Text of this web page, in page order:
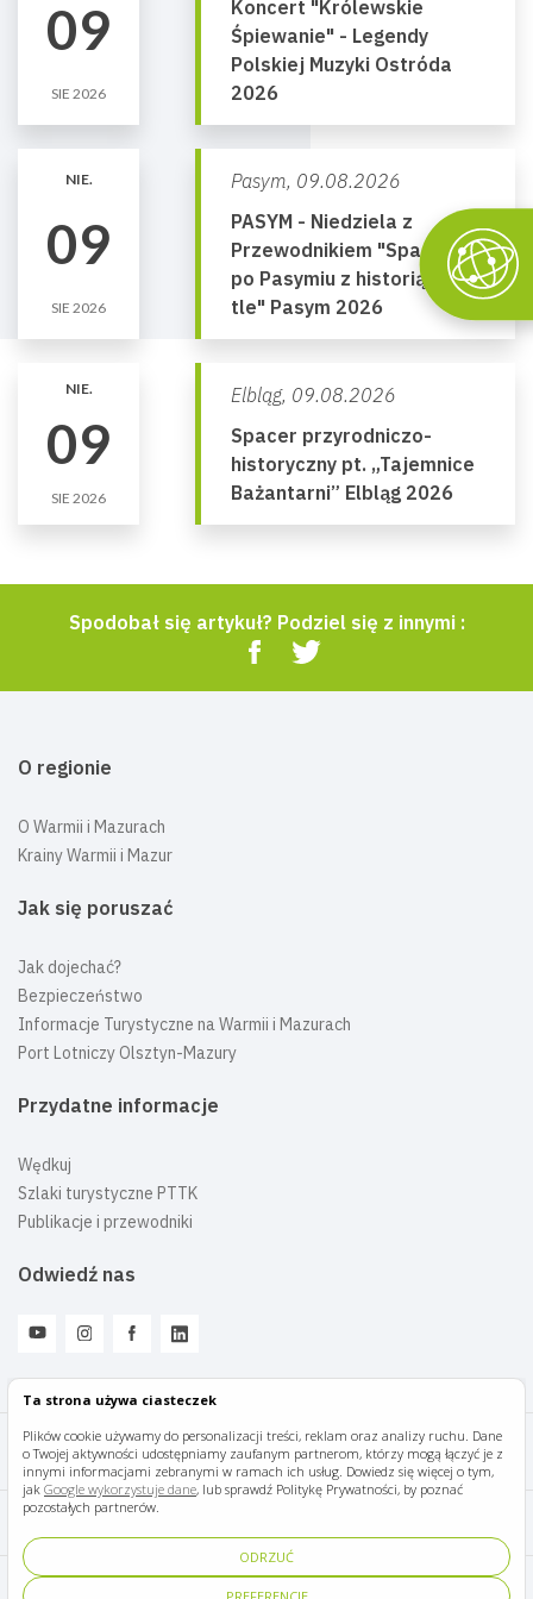
Ta strona używa ciasteczek
Plików cookie używamy do personalizacji treści, reklam oraz analizy ruchu. Dane
o Twojej aktywności udostępniamy zaufanym partnerom, którzy mogą łączyć je z
innymi informacjami zebranymi w ramach ich usług. Dowiedz się więcej o tym,
jak Google wykorzystuje dane, lub sprawdź Politykę Prywatności, by poznać
pozostałych partnerów.
ODRZUĆ
09
SIE 2026
Koncert "Królewskie
Śpiewanie" - Legendy
Polskiej Muzyki Ostróda
2026
NIE.
09
SIE 2026
Pasym, 09.08.2026
PASYM - Niedziela z
Przewodnikiem "Spacery
po Pasymiu z historią w
tle" Pasym 2026
NIE.
09
SIE 2026
Elbląg, 09.08.2026
Spacer przyrodniczo-
historyczny pt. „Tajemnice
Bażantarni” Elbląg 2026
Spodobał się artykuł? Podziel się z innymi :
O regionie
O Warmii i Mazurach
Krainy Warmii i Mazur
Jak się poruszać
Jak dojechać?
Bezpieczeństwo
Informacje Turystyczne na Warmii i Mazurach
Port Lotniczy Olsztyn-Mazury
Przydatne informacje
Wędkuj
Szlaki turystyczne PTTK
Publikacje i przewodniki
Odwiedź nas
Mazury Travel © 2026
Polityka prywatności